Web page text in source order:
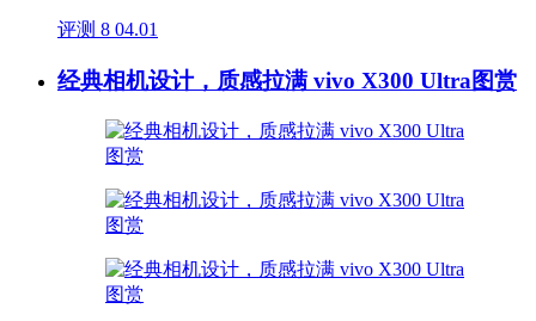
评测 8 04.01
经典相机设计，质感拉满 vivo X300 Ultra图赏